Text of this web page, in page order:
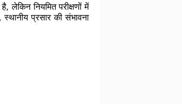
लेकिन नियमित परीक्षणों में
प्रसार की संभावना